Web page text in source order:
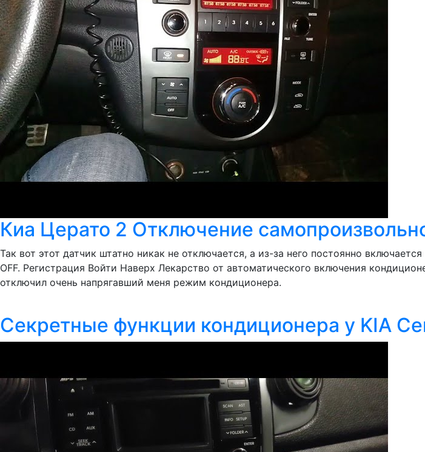
Киа Церато 2 Отключение
Так вот этот датчик штатно никак не отключается, а из-за него постоянно
OFF. Регистрация Войти Наверх Лекарство от автоматического включения
отключил очень напрягавший меня режим кондиционера.
Секретные функции кондиционера у KIA